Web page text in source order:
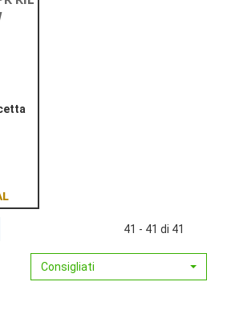
41 - 41 di 41
Consigliati